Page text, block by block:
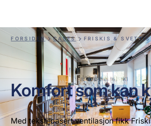
FORSIDEN CASES FRISKIS & SVETTIS
Komfort som kan
Med tekstilbasert ventilasjon fikk